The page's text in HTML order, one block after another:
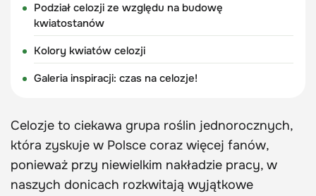
Podział celozji ze względu na budowę
kwiatostanów
Kolory kwiatów celozji
Galeria inspiracji: czas na celozje!
Celozje to ciekawa grupa roślin jednorocznych,
która zyskuje w Polsce coraz więcej fanów,
ponieważ przy niewielkim nakładzie pracy, w
naszych donicach rozkwitają wyjątkowe